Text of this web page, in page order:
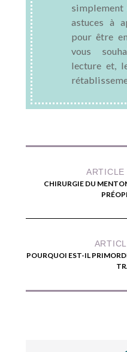
astuces à
pour être
vous
lecture et,
ARTICLE
CHIRURGIE DU
POURQUOI EST-IL